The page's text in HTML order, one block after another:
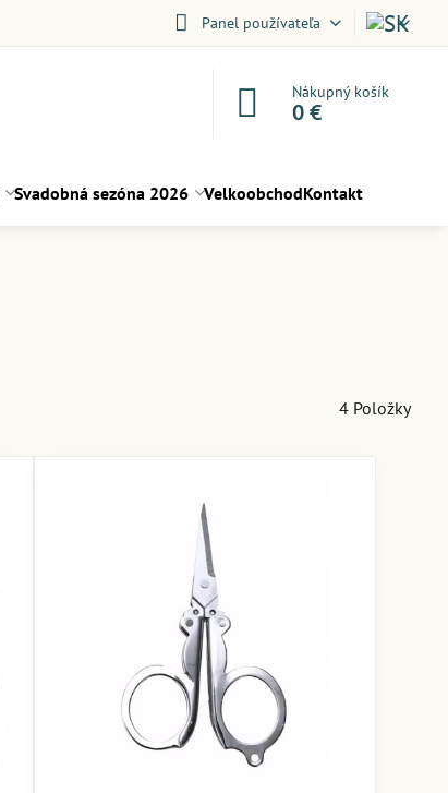
Panel používateľa
Nákupný košík
0 €
Svadobná sezóna 2026 VelkoobchodKontakt
4 Položky